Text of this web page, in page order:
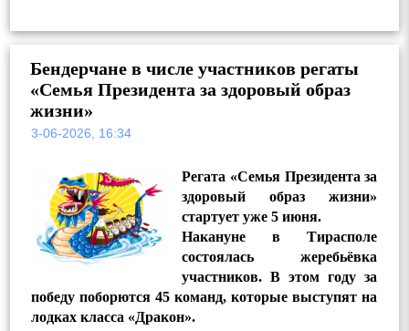
Бендерчане в числе участников регаты
«Семья Президента за здоровый образ
жизни»
3-06-2026, 16:34
Регата «Семья Президента за
здоровый образ жизни»
стартует уже 5 июня.
Накануне в Тирасполе
состоялась жеребьёвка
участников. В этом году за
победу поборются 45 команд, которые выступят на
лодках класса «Дракон».